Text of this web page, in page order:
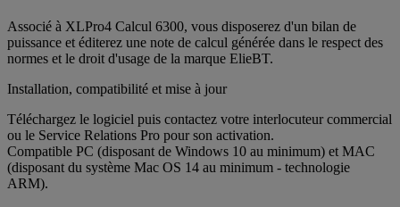
Associé à XLPro4 Calcul 6300, vous disposerez d'un bilan de
puissance et éditerez une note de calcul générée dans le respect des
normes et le droit d'usage de la marque ElieBT.
Installation, compatibilité et mise à jour
Téléchargez le logiciel puis contactez votre interlocuteur commercial
ou le Service Relations Pro pour son activation.
Compatible PC (disposant de Windows 10 au minimum) et MAC
(disposant du système Mac OS 14 au minimum - technologie
ARM).